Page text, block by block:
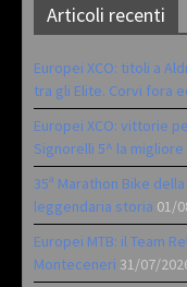
Articoli recenti
Europei XCO: titoli a
tra gli Elite. Corvi fora
Europei XCO: vittorie
Signorelli 5^ la
35ª Marathon Bike
leggendaria storia 01/
Europei MTB: il Team
Monteceneri 31/07/